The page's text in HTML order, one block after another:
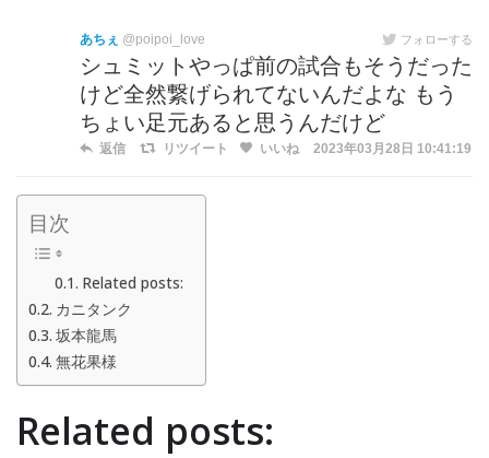
あちぇ @poipoi_love フォローする
シュミットやっぱ前の試合もそうだった
けど全然繋げられてないんだよな もう
ちょい足元あると思うんだけど
返信 リツイート いいね 2023年03月28日 10:41:19
目次
Related posts:
カニタンク
坂本龍馬
無花果様
Related posts: